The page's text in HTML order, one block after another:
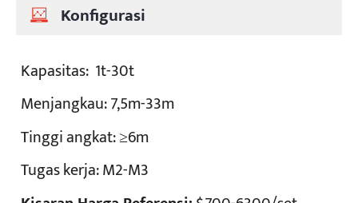
Konfigurasi
Kapasitas: 1t-30t
Menjangkau:7,5m-33m
Tinggi angkat:≥6m
Tugas kerja:M2-M3